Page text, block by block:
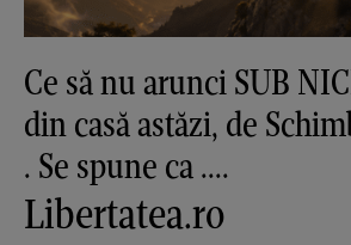
Ce să nu arunci SUB
din casă astăzi, de
. Se spune ca ....
Libertatea.ro